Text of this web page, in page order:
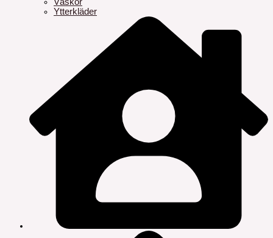
Ytterkläder